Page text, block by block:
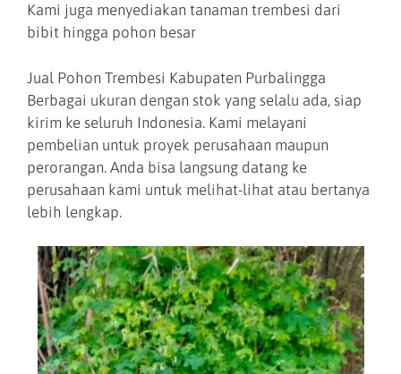
Kami juga menyediakan tanaman trembesi dari
bibit hingga pohon besar
Jual Pohon Trembesi Kabupaten Purbalingga
Berbagai ukuran dengan stok yang selalu ada, siap
kirim ke seluruh Indonesia. Kami melayani
pembelian untuk proyek perusahaan maupun
perorangan. Anda bisa langsung datang ke
perusahaan kami untuk melihat-lihat atau bertanya
lebih lengkap.